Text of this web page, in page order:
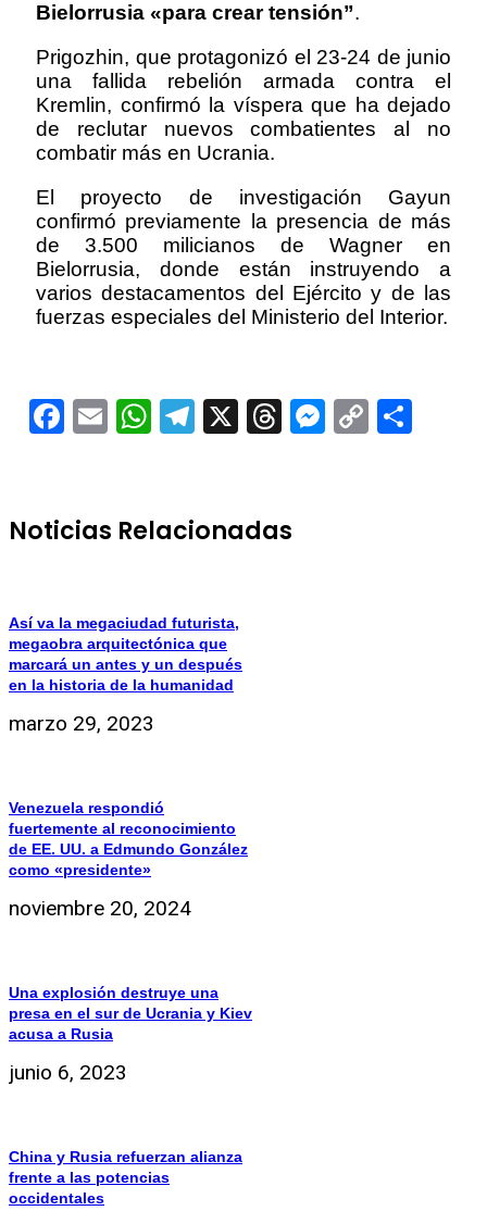
Bielorrusia «para crear tensión”.
Prigozhin, que protagonizó el 23-24 de junio
una fallida rebelión armada contra el
Kremlin, confirmó la víspera que ha dejado
de reclutar nuevos combatientes al no
combatir más en Ucrania.
El proyecto de investigación Gayun
confirmó previamente la presencia de más
de 3.500 milicianos de Wagner en
Bielorrusia, donde están instruyendo a
varios destacamentos del Ejército y de las
fuerzas especiales del Ministerio del Interior.
Facebook
EmailWhatsApp
Telegram
X ThreadsCopy
Noticias Relacionadas
Así va la megaciudad futurista,
megaobra arquitectónica que
marcará un antes y un después
en la historia de la humanidad
marzo 29, 2023
Venezuela respondió
fuertemente al reconocimiento
de EE. UU. a Edmundo González
como «presidente»
noviembre 20, 2024
Una explosión destruye una
presa en el sur de Ucrania y Kiev
acusa a Rusia
junio 6, 2023
China y Rusia refuerzan alianza
frente a las potencias
occidentales